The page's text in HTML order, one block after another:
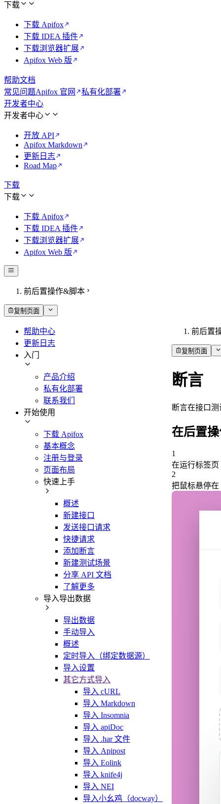
下载
下载 Apifox
下载 IDEA 插件
下载浏览器扩展
Apifox Web 版
帮助文档
常见问题Apifox 官网
私有化部署
开发者中心
开发者中心
开放 API
Apifox Markdown
更新日志
Road Map
下载
下载
下载 Apifox
下载 IDEA 插件
下载浏览器扩展
Apifox Web 版
前后置操作&脚本
复制页面
帮助中心
更新日志
入门
产品介绍
私有化部署
联系我们
开始使用
下载 Apifox
基本概念
注册与登录
页面布局
快速上手
概述
新建接口
发送接口请求
快捷请求
添加断言
新建测试场景
分享 API 文档
了解更多
导入导出数据
导出数据
手动导入
概述
定时导入（绑定数据源）
导入设置
其它方式导入
导入 cURL
导入 Markdown
导入 Insomnia
导入 apiDoc
导入 .har 文件
导入 Apipost
导入 Eolink
导入 knife4j
导入 NEI
导入小幺鸡（docway）
前后置
复制页面
断言
断言在接口
在后置
1
在运行标签页
2
把鼠标悬停在